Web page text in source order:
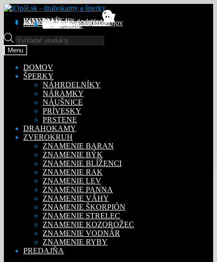
Preskočiť
navigáciu
Preskočiť
obsah
KONTAKT
INFORMÁCIE
Obchodné podmienky
Reklamačný poriadok
Ochrana osobných údajov
MÔJ ÚČETObjednávky
Adresy
Detaily účtu
Na stiahnutie
Products
search
Menu
DOMOV
ŠPERKY
NÁHRDELNÍKY
NÁRAMKY
NÁUŠNICE
PRÍVESKY
PRSTENE
DRAHOKAMY
ZVEROKRUH
ZNAMENIE BARAN
ZNAMENIE BÝK
ZNAMENIE BLÍŽENCI
ZNAMENIE RAK
ZNAMENIE LEV
ZNAMENIE PANNA
ZNAMENIE VÁHY
ZNAMENIE ŠKORPIÓN
ZNAMENIE STRELEC
ZNAMENIE KOZOROŽEC
ZNAMENIE VODNÁR
ZNAMENIE RYBY
PREDAJŇA